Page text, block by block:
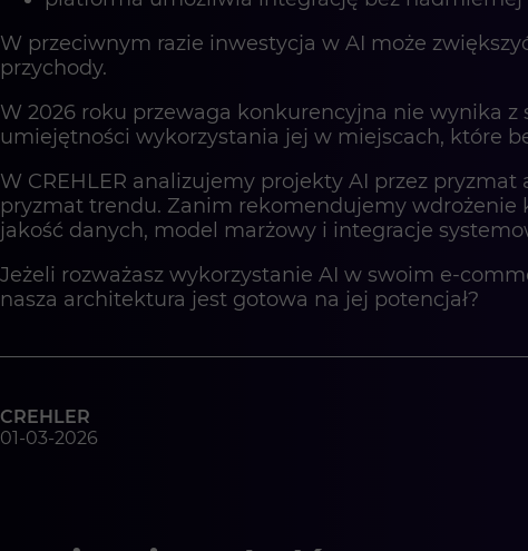
W przeciwnym razie inwestycja w AI może
przychody.
W 2026 roku przewaga konkurencyjna nie wynika z
umiejętności wykorzystania jej w miejscach, które
W CREHLER analizujemy projekty AI przez
pryzmat trendu. Zanim rekomendujemy
jakość danych, model marżowy i integracje
Jeżeli rozważasz wykorzystanie AI w swoim e-
nasza architektura jest gotowa na jej potencjał?
CREHLER
01-03-2026